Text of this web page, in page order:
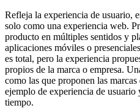
Refleja la experiencia de usuario,
solo como una experiencia web.
producto en múltiples sentidos y
aplicaciones móviles o
es total, pero la experiencia
propios de la marca o empresa.
como las que proponen las
ejemplo de experiencia de
tiempo.